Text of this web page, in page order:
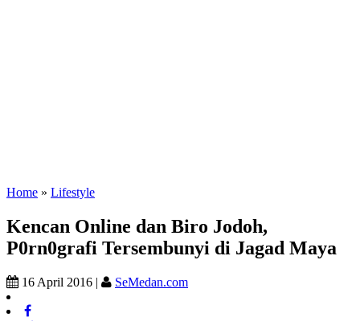
Home » Lifestyle
Kencan Online dan Biro Jodoh,
P0rn0grafi Tersembunyi di Jagad Maya
16 April 2016 | SeMedan.com